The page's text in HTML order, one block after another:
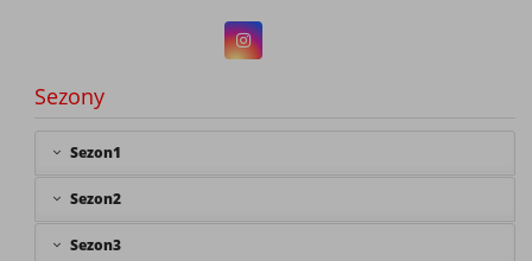
Sezony
Sezon1
Sezon2
Sezon3